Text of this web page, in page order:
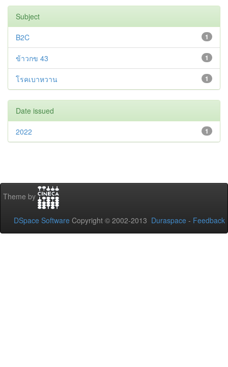
Subject
1
B2C
1
ข้าวกข 43
1
โรคเบาหวาน
Date issued
1
2022
Theme by
DSpace Software Copyright © 2002-2013 Duraspace - Feedback